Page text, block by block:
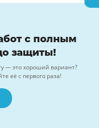
с полным
защиты!
— это хороший вариант?
её с первого раза!